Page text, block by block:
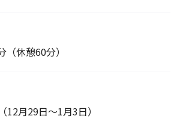
休憩60分）
月29日～1月3日）